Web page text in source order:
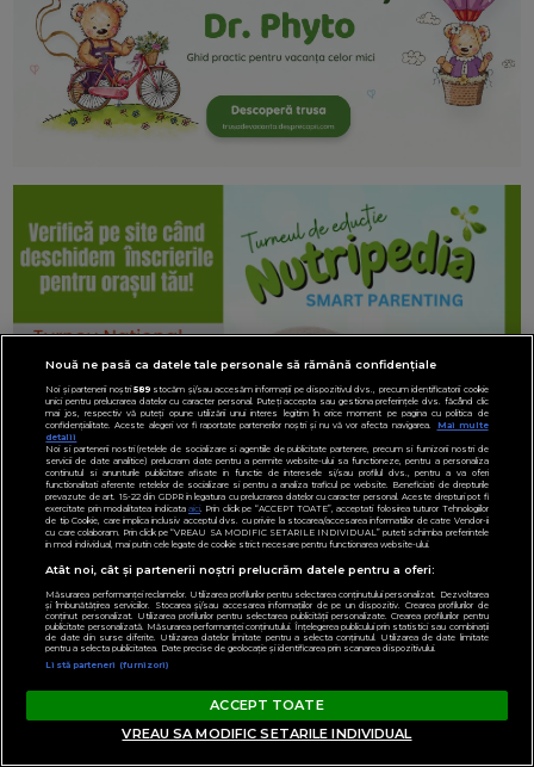
Nouă ne pasă ca datele tale personale să rămână confidențiale
Noi și partenerii noștri589stocăm și/sau accesăm informații pe dispozitivul dvs., precum identificatorii cookie
unici pentru prelucrarea datelor cu caracter personal. Puteți accepta sau gestiona preferințele dvs. făcând clic
mai jos, respectiv vă puteți opune utilizării unui interes legitim în orice moment pe pagina cu politica de
confidențialitate. Aceste alegeri vor fi raportate partenerilor noștri și nu vă vor afecta navigarea.
Mai multe
detalii
Noi si partenerii nostri (retelele de socializare si agentiile de publicitate partenere, precum si furnizorii nostri de
servicii de date analitice) prelucram date pentru a permite website-ului sa functioneze, pentru a personaliza
continutul si anunturile publicitare afisate in functie de interesele si/sau profilul dvs., pentru a va oferi
functionalitati aferente retelelor de socializare si pentru a analiza traficul pe website. Beneficiati de drepturile
prevazute de art. 15-22 din GDPR in legatura cu prelucrarea datelor cu caracter personal. Aceste drepturi pot fi
exercitate prin modalitatea indicataaici. Prin click pe “ACCEPT TOATE”, acceptati folosirea tuturor Tehnologiilor
de tip Cookie, care implica inclusiv acceptul dvs. cu privire la stocarea/accesarea informatiilor de catre Vendor-ii
cu care colaboram. Prin click pe “VREAU SA MODIFIC SETARILE INDIVIDUAL” puteti schimba preferintele
in mod individual, mai putin cele legate de cookie strict necesare pentru functionarea website-ului.
Atât noi, cât și partenerii noștri prelucrăm datele pentru a oferi:
Măsurarea performanței reclamelor. Utilizarea profilurilor pentru selectarea conținutului personalizat. Dezvoltarea
și îmbunătățirea serviciilor. Stocarea și/sau accesarea informațiilor de pe un dispozitiv. Crearea profilurilor de
conținut personalizat. Utilizarea profilurilor pentru selectarea publicității personalizate. Crearea profilurilor pentru
publicitate personalizată. Măsurarea performanței conținutului. Înțelegerea publicului prin statistici sau combinații
de date din surse diferite. Utilizarea datelor limitate pentru a selecta conținutul. Utilizarea de date limitate
pentru a selecta publicitatea. Date precise de geolocație și identificarea prin scanarea dispozitivului.
Listă parteneri (furnizori)
ACCEPT TOATE
VREAU SA MODIFIC SETARILE INDIVIDUAL